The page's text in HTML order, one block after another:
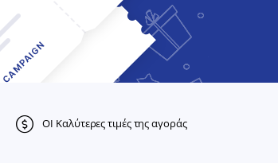
ΟΙ Καλύτερες τιμές της αγοράς